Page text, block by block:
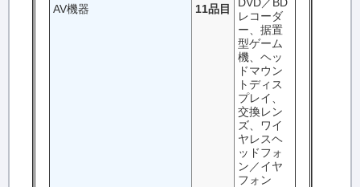
AV機器 11品目
レコーダ
ー、据置
型ゲーム
機、ヘッ
ドマウン
トディス
プレイ、
交換レン
ズ、ワイ
ヤレスヘ
ッドフォ
ン／イヤ
フォン